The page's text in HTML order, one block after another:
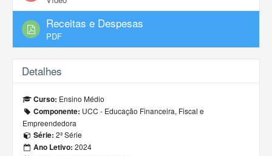
Receitas e Despesas
PDF
Detalhes
Curso: Ensino Médio
Componente: UCC - Educação Financeira, Fiscal e
Empreendedora
Série: 2ª Série
Ano Letivo: 2024